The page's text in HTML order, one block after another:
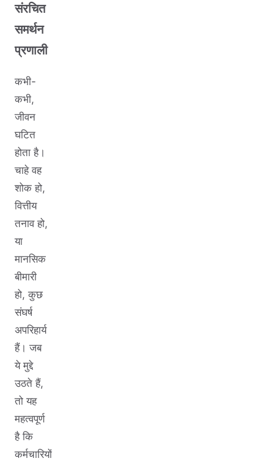
संरचित
समर्थन
प्रणाली
कभी-
कभी,
जीवन
घटित
होता है।
चाहे वह
शोक हो,
वित्तीय
तनाव हो,
या
मानसिक
बीमारी
हो, कुछ
संघर्ष
अपरिहार्य
हैं। जब
ये मुद्दे
उठते हैं,
तो यह
महत्वपूर्ण
है कि
कर्मचारियों